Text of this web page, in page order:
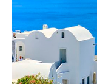
Ruta: 2 noches
Régimen: A elección
Hoteles: Elegir entre